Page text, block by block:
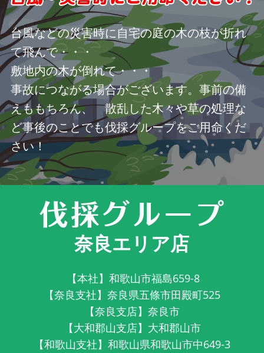
台風などの災害時に自宅の庭の木の枝が折れ
て飛んで・・・
敷地内の木が倒れて・・・
事故につながる場合がございます。事前の備
えももちろん、 散乱した木々や草の処理な
ど事後のことでも伐採グループをご用命くだ
さい！
奈良エリア店
【本社】和歌山市福島659-8
【奈良支社】奈良県五條市田殿町525
【奈良支店】奈良市
【大和郡山支店】大和郡山市
【和歌山支社】和歌山県和歌山市中649-3